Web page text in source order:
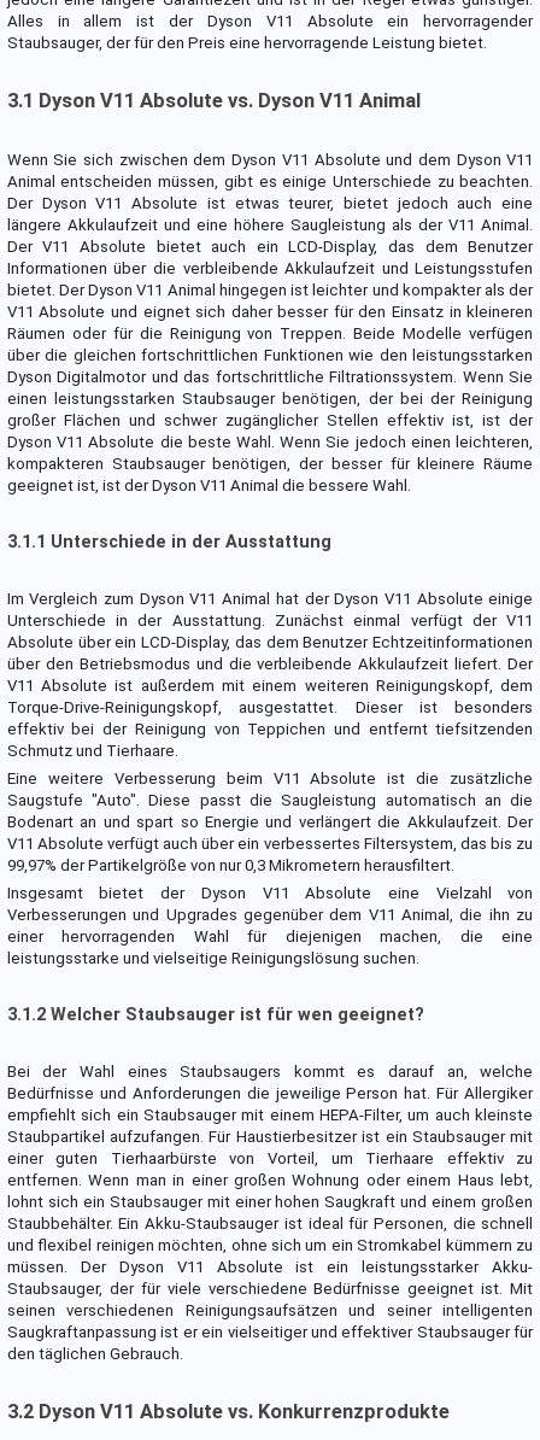
Alles in allem ist der Dyson V11 Absolute ein hervorragender
Staubsauger, der für den Preis eine hervorragende Leistung bietet.
3.1 Dyson V11 Absolute vs. Dyson V11 Animal
Wenn Sie sich zwischen dem Dyson V11 Absolute und dem Dyson V11
Animal entscheiden müssen, gibt es einige Unterschiede zu beachten.
Der Dyson V11 Absolute ist etwas teurer, bietet jedoch auch eine
längere Akkulaufzeit und eine höhere Saugleistung als der V11 Animal.
Der V11 Absolute bietet auch ein LCD-Display, das dem Benutzer
Informationen über die verbleibende Akkulaufzeit und Leistungsstufen
bietet. Der Dyson V11 Animal hingegen ist leichter und kompakter als der
V11 Absolute und eignet sich daher besser für den Einsatz in kleineren
Räumen oder für die Reinigung von Treppen. Beide Modelle verfügen
über die gleichen fortschrittlichen Funktionen wie den leistungsstarken
Dyson Digitalmotor und das fortschrittliche Filtrationssystem. Wenn Sie
einen leistungsstarken Staubsauger benötigen, der bei der Reinigung
großer Flächen und schwer zugänglicher Stellen effektiv ist, ist der
Dyson V11 Absolute die beste Wahl. Wenn Sie jedoch einen leichteren,
kompakteren Staubsauger benötigen, der besser für kleinere Räume
geeignet ist, ist der Dyson V11 Animal die bessere Wahl.
3.1.1 Unterschiede in der Ausstattung
Im Vergleich zum Dyson V11 Animal hat der Dyson V11 Absolute einige
Unterschiede in der Ausstattung. Zunächst einmal verfügt der V11
Absolute über ein LCD-Display, das dem Benutzer Echtzeitinformationen
über den Betriebsmodus und die verbleibende Akkulaufzeit liefert. Der
V11 Absolute ist außerdem mit einem weiteren Reinigungskopf, dem
Torque-Drive-Reinigungskopf, ausgestattet. Dieser ist besonders
effektiv bei der Reinigung von Teppichen und entfernt tiefsitzenden
Schmutz und Tierhaare.
Eine weitere Verbesserung beim V11 Absolute ist die zusätzliche
Saugstufe "Auto". Diese passt die Saugleistung automatisch an die
Bodenart an und spart so Energie und verlängert die Akkulaufzeit. Der
V11 Absolute verfügt auch über ein verbessertes Filtersystem, das bis zu
99,97% der Partikelgröße von nur 0,3 Mikrometern herausfiltert.
Insgesamt bietet der Dyson V11 Absolute eine Vielzahl von
Verbesserungen und Upgrades gegenüber dem V11 Animal, die ihn zu
einer hervorragenden Wahl für diejenigen machen, die eine
leistungsstarke und vielseitige Reinigungslösung suchen.
3.1.2 Welcher Staubsauger ist für wen geeignet?
Bei der Wahl eines Staubsaugers kommt es darauf an, welche
Bedürfnisse und Anforderungen die jeweilige Person hat. Für Allergiker
empfiehlt sich ein Staubsauger mit einem HEPA-Filter, um auch kleinste
Staubpartikel aufzufangen. Für Haustierbesitzer ist ein Staubsauger mit
einer guten Tierhaarbürste von Vorteil, um Tierhaare effektiv zu
entfernen. Wenn man in einer großen Wohnung oder einem Haus lebt,
lohnt sich ein Staubsauger mit einer hohen Saugkraft und einem großen
Staubbehälter. Ein Akku-Staubsauger ist ideal für Personen, die schnell
und flexibel reinigen möchten, ohne sich um ein Stromkabel kümmern zu
müssen. Der Dyson V11 Absolute ist ein leistungsstarker Akku-
Staubsauger, der für viele verschiedene Bedürfnisse geeignet ist. Mit
seinen verschiedenen Reinigungsaufsätzen und seiner intelligenten
Saugkraftanpassung ist er ein vielseitiger und effektiver Staubsauger für
den täglichen Gebrauch.
3.2 Dyson V11 Absolute vs. Konkurrenzprodukte